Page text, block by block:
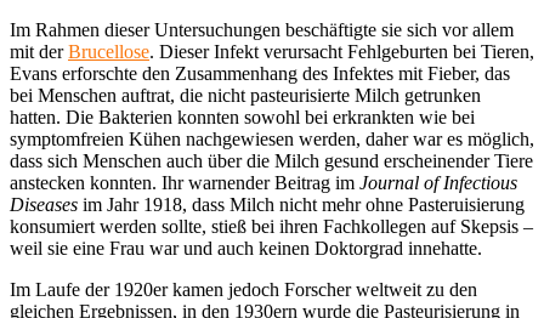
Im Rahmen dieser Untersuchungen beschäftigte sie sich vor allem
mit derBrucellose. Dieser Infekt verursacht Fehlgeburten bei Tieren,
Evans erforschte den Zusammenhang des Infektes mit Fieber, das
bei Menschen auftrat, die nicht pasteurisierte Milch getrunken
hatten. Die Bakterien konnten sowohl bei erkrankten wie bei
symptomfreien Kühen nachgewiesen werden, daher war es möglich,
dass sich Menschen auch über die Milch gesund erscheinender Tiere
anstecken konnten. Ihr warnender Beitrag im Journal of Infectious
Diseases im Jahr 1918, dass Milch nicht mehr ohne Pasteruisierung
konsumiert werden sollte, stieß bei ihren Fachkollegen auf Skepsis –
weil sie eine Frau war und auch keinen Doktorgrad innehatte.
Im Laufe der 1920er kamen jedoch Forscher weltweit zu den
gleichen Ergebnissen, in den 1930ern wurde die Pasteurisierung in